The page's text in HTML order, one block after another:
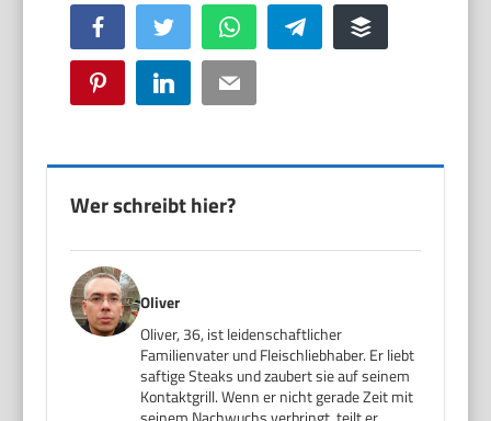
Facebook Twitter WhatsApp Telegram Buffer
Pinterest LinkedIn Email
Wer schreibt hier?
Oliver
Oliver, 36, ist leidenschaftlicher
Familienvater und Fleischliebhaber. Er liebt
saftige Steaks und zaubert sie auf seinem
Kontaktgrill. Wenn er nicht gerade Zeit mit